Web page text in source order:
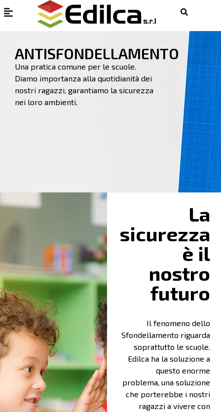
ANTISFONDELLAMENTO
Una pratica comune per le scuole.
Diamo importanza alla quotidianità dei
nostri ragazzi, garantiamo la sicurezza
nei loro ambienti.
La
sicurezza
è il
nostro
futuro
Il fenomeno dello
Sfondellamento riguarda
soprattutto le scuole.
Edilca ha la soluzione a
questo enorme
problema, una soluzione
che porterebbe i nostri
ragazzi a vivere con